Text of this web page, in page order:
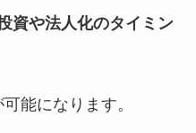
資や法人化のタイミン
可能になります。